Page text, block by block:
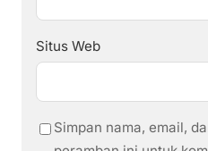
Situs Web
Simpan nama, email,